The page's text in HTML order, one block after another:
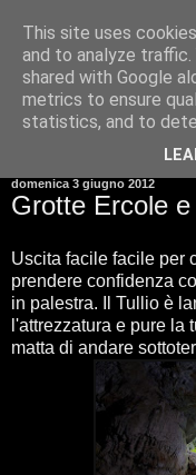
domenica 3 giugno 2012
Grotte Ercole
Uscita facile facile per
prendere confidenza
in palestra. Il Tullio è
l'attrezzatura e pure la
matta di andare
This site uses
and to analyze traffic.
shared with Google
metrics to ensure
statistics, and to